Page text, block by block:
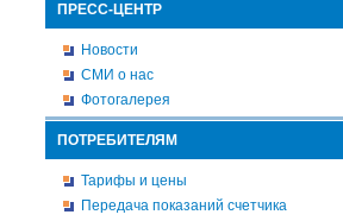
ПРЕСС-ЦЕНТР
Новости
СМИ о нас
Фотогалерея
ПОТРЕБИТЕЛЯМ
Тарифы и цены
Передача показаний счетчика